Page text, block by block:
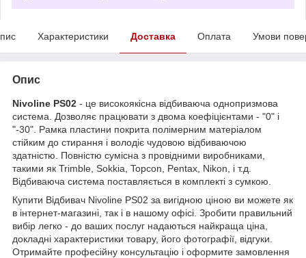
Характеристики Доставка Оплата Умови
Опис
Nivoline PS02 - це високоякісна відбиваюча однопризмова
система. Дозволяє працювати з двома коефіцієнтами - "0" і
"-30". Рамка пластини покрита полімерним матеріалом
стійким до стирання і володіє чудовою відбиваючою
здатністю. Повністю сумісна з провідними виробниками,
такими як Trimble, Sokkia, Topcon, Pentax, Nikon, і т.д.
Відбиваюча система поставляється в комплекті з сумкою.
Купити Відбивач Nivoline PS02 за вигідною ціною ви можете як
в інтернет-магазині, так і в нашому офісі. Зробити правильний
вибір легко - до ваших послуг надаються найкраща ціна,
докладні характеристики товару, його фотографії, відгуки.
Отримайте професійну консультацію і оформите замовлення